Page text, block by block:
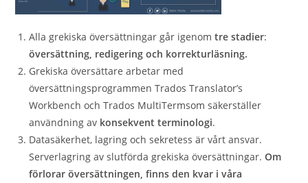
Alla grekiska översättningar går igenomtre stadier:
översättning, redigering och korrekturläsning.
Grekiska översättare arbetar med
översättningsprogrammen Trados Translator’s
Workbench och Trados MultiTermsom säkerställer
användning av konsekvent terminologi.
Datasäkerhet, lagring och sekretess är vårt ansvar.
Serverlagring av slutförda grekiska översättningar.Om
förlorar översättningen, finns den kvar i våra